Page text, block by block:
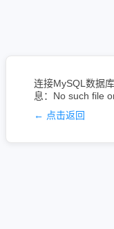
连接MySQL数据
息：No such file
← 点击返回